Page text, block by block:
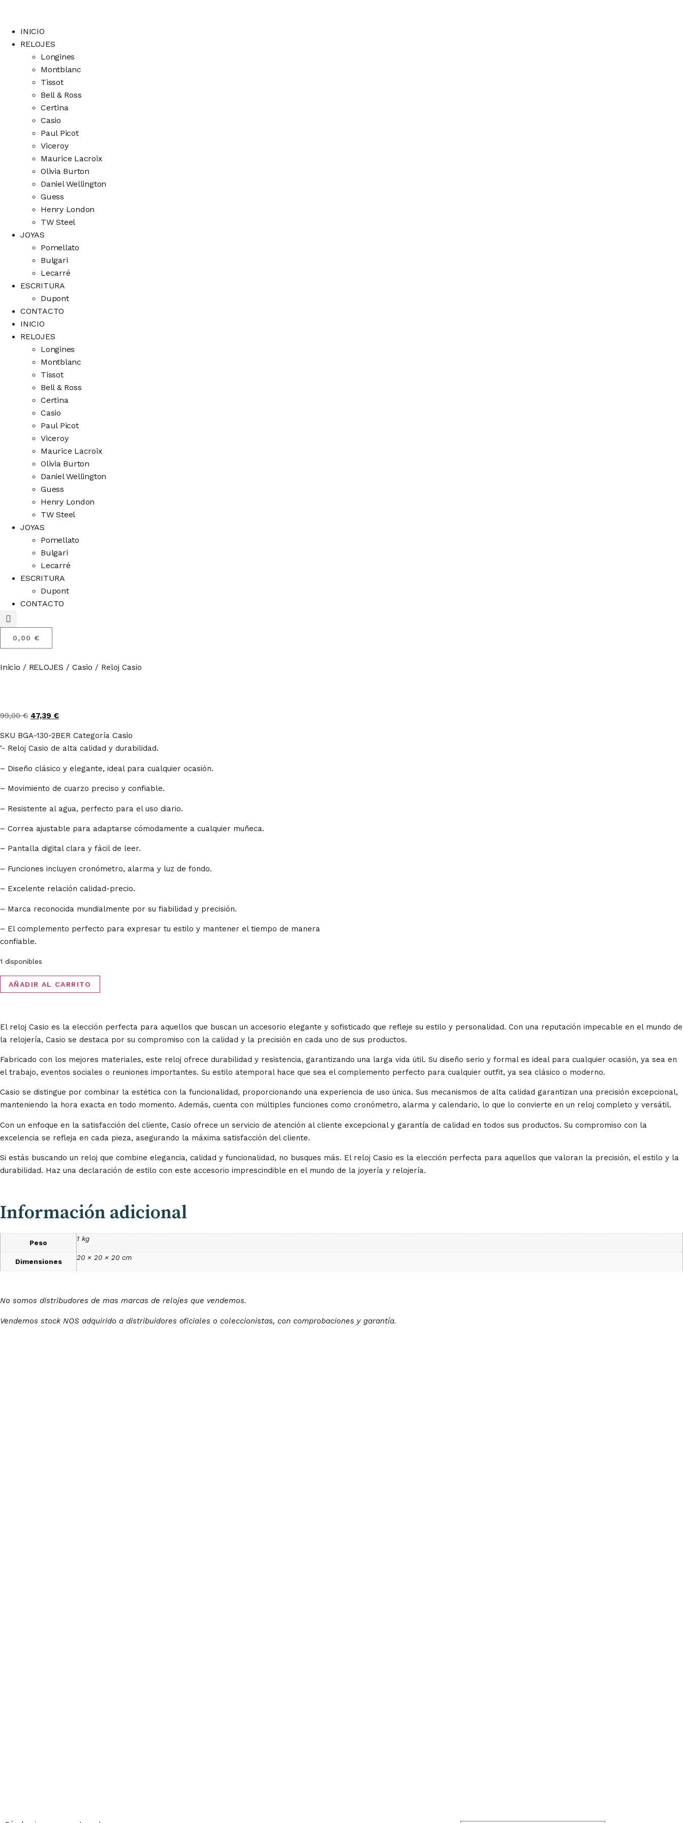
INICIO
RELOJES
Longines
Montblanc
Tissot
Bell & Ross
Certina
Casio
Paul Picot
Viceroy
Maurice Lacroix
Olivia Burton
Daniel Wellington
Guess
Henry London
TW Steel
JOYAS
Pomellato
Bulgari
Lecarré
ESCRITURA
Dupont
CONTACTO
INICIO
RELOJES
Longines
Montblanc
Tissot
Bell & Ross
Certina
Casio
Paul Picot
Viceroy
Maurice Lacroix
Olivia Burton
Daniel Wellington
Guess
Henry London
TW Steel
JOYAS
Pomellato
Bulgari
Lecarré
ESCRITURA
Dupont
CONTACTO
0,00 €
Inicio / RELOJES /Casio / Reloj Casio
99,00€ 47,39 €
SKU BGA-130-2BER Categoría Casio
‘- Reloj Casio de alta calidad y durabilidad.
– Diseño clásico y elegante, ideal para cualquier ocasión.
– Movimiento de cuarzo preciso y confiable.
– Resistente al agua, perfecto para el uso diario.
– Correa ajustable para adaptarse cómodamente a cualquier muñeca.
– Pantalla digital clara y fácil de leer.
– Funciones incluyen cronómetro, alarma y luz de fondo.
– Excelente relación calidad-precio.
– Marca reconocida mundialmente por su fiabilidad y precisión.
– El complemento perfecto para expresar tu estilo y mantener el tiempo de manera
confiable.
1 disponibles
AÑADIR AL CARRITO
El reloj Casio es la elección perfecta para aquellos que buscan un accesorio elegante y sofisticado que refleje su estilo y personalidad. Con una reputación impecable en el mundo de
la relojería, Casio se destaca por su compromiso con la calidad y la precisión en cada uno de sus productos.
Fabricado con los mejores materiales, este reloj ofrece durabilidad y resistencia, garantizando una larga vida útil. Su diseño serio y formal es ideal para cualquier ocasión, ya sea en
el trabajo, eventos sociales o reuniones importantes. Su estilo atemporal hace que sea el complemento perfecto para cualquier outfit, ya sea clásico o moderno.
Casio se distingue por combinar la estética con la funcionalidad, proporcionando una experiencia de uso única. Sus mecanismos de alta calidad garantizan una precisión excepcional,
manteniendo la hora exacta en todo momento. Además, cuenta con múltiples funciones como cronómetro, alarma y calendario, lo que lo convierte en un reloj completo y versátil.
Con un enfoque en la satisfacción del cliente, Casio ofrece un servicio de atención al cliente excepcional y garantía de calidad en todos sus productos. Su compromiso con la
excelencia se refleja en cada pieza, asegurando la máxima satisfacción del cliente.
Si estás buscando un reloj que combine elegancia, calidad y funcionalidad, no busques más. El reloj Casio es la elección perfecta para aquellos que valoran la precisión, el estilo y la
durabilidad. Haz una declaración de estilo con este accesorio imprescindible en el mundo de la joyería y relojería.
Información adicional
Peso 1 kg
Dimensiones 20 × 20 × 20 cm
No somos distribudores de mas marcas de relojes que vendemos.
Vendemos stock NOS adquirido a distribuidores oficiales o coleccionistas, con comprobaciones y garantía.